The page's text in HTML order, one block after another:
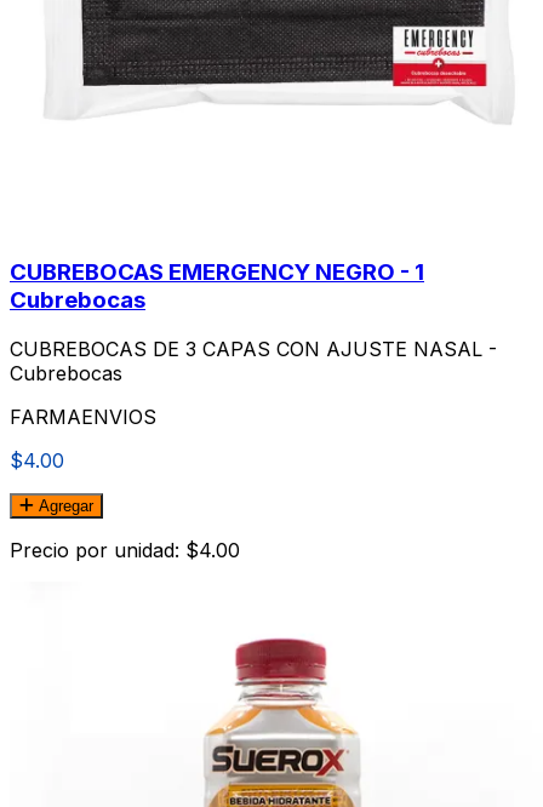
CUBREBOCAS EMERGENCY NEGRO - 1
Cubrebocas
CUBREBOCAS DE 3 CAPAS CON AJUSTE NASAL -
Cubrebocas
FARMAENVIOS
$4.00
Agregar
Precio por unidad: $4.00